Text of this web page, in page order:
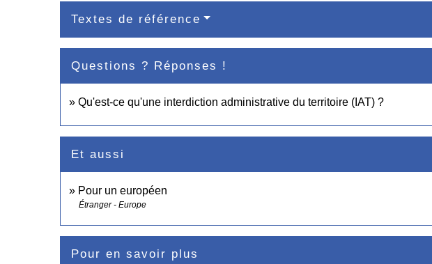
Textes de référence
Questions ? Réponses !
Qu'est-ce qu'une interdiction administrative du territoire (IAT) ?
Et aussi
Pour un européen
Étranger - Europe
Pour en savoir plus